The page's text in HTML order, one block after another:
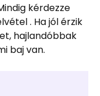
kérdezze
. Ha jól érzik
hajlandóbbak
baj van.